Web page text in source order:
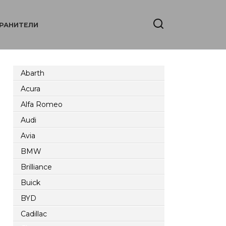
Abarth
Acura
Alfa Romeo
Audi
Avia
BMW
Brilliance
Buick
BYD
Cadillac